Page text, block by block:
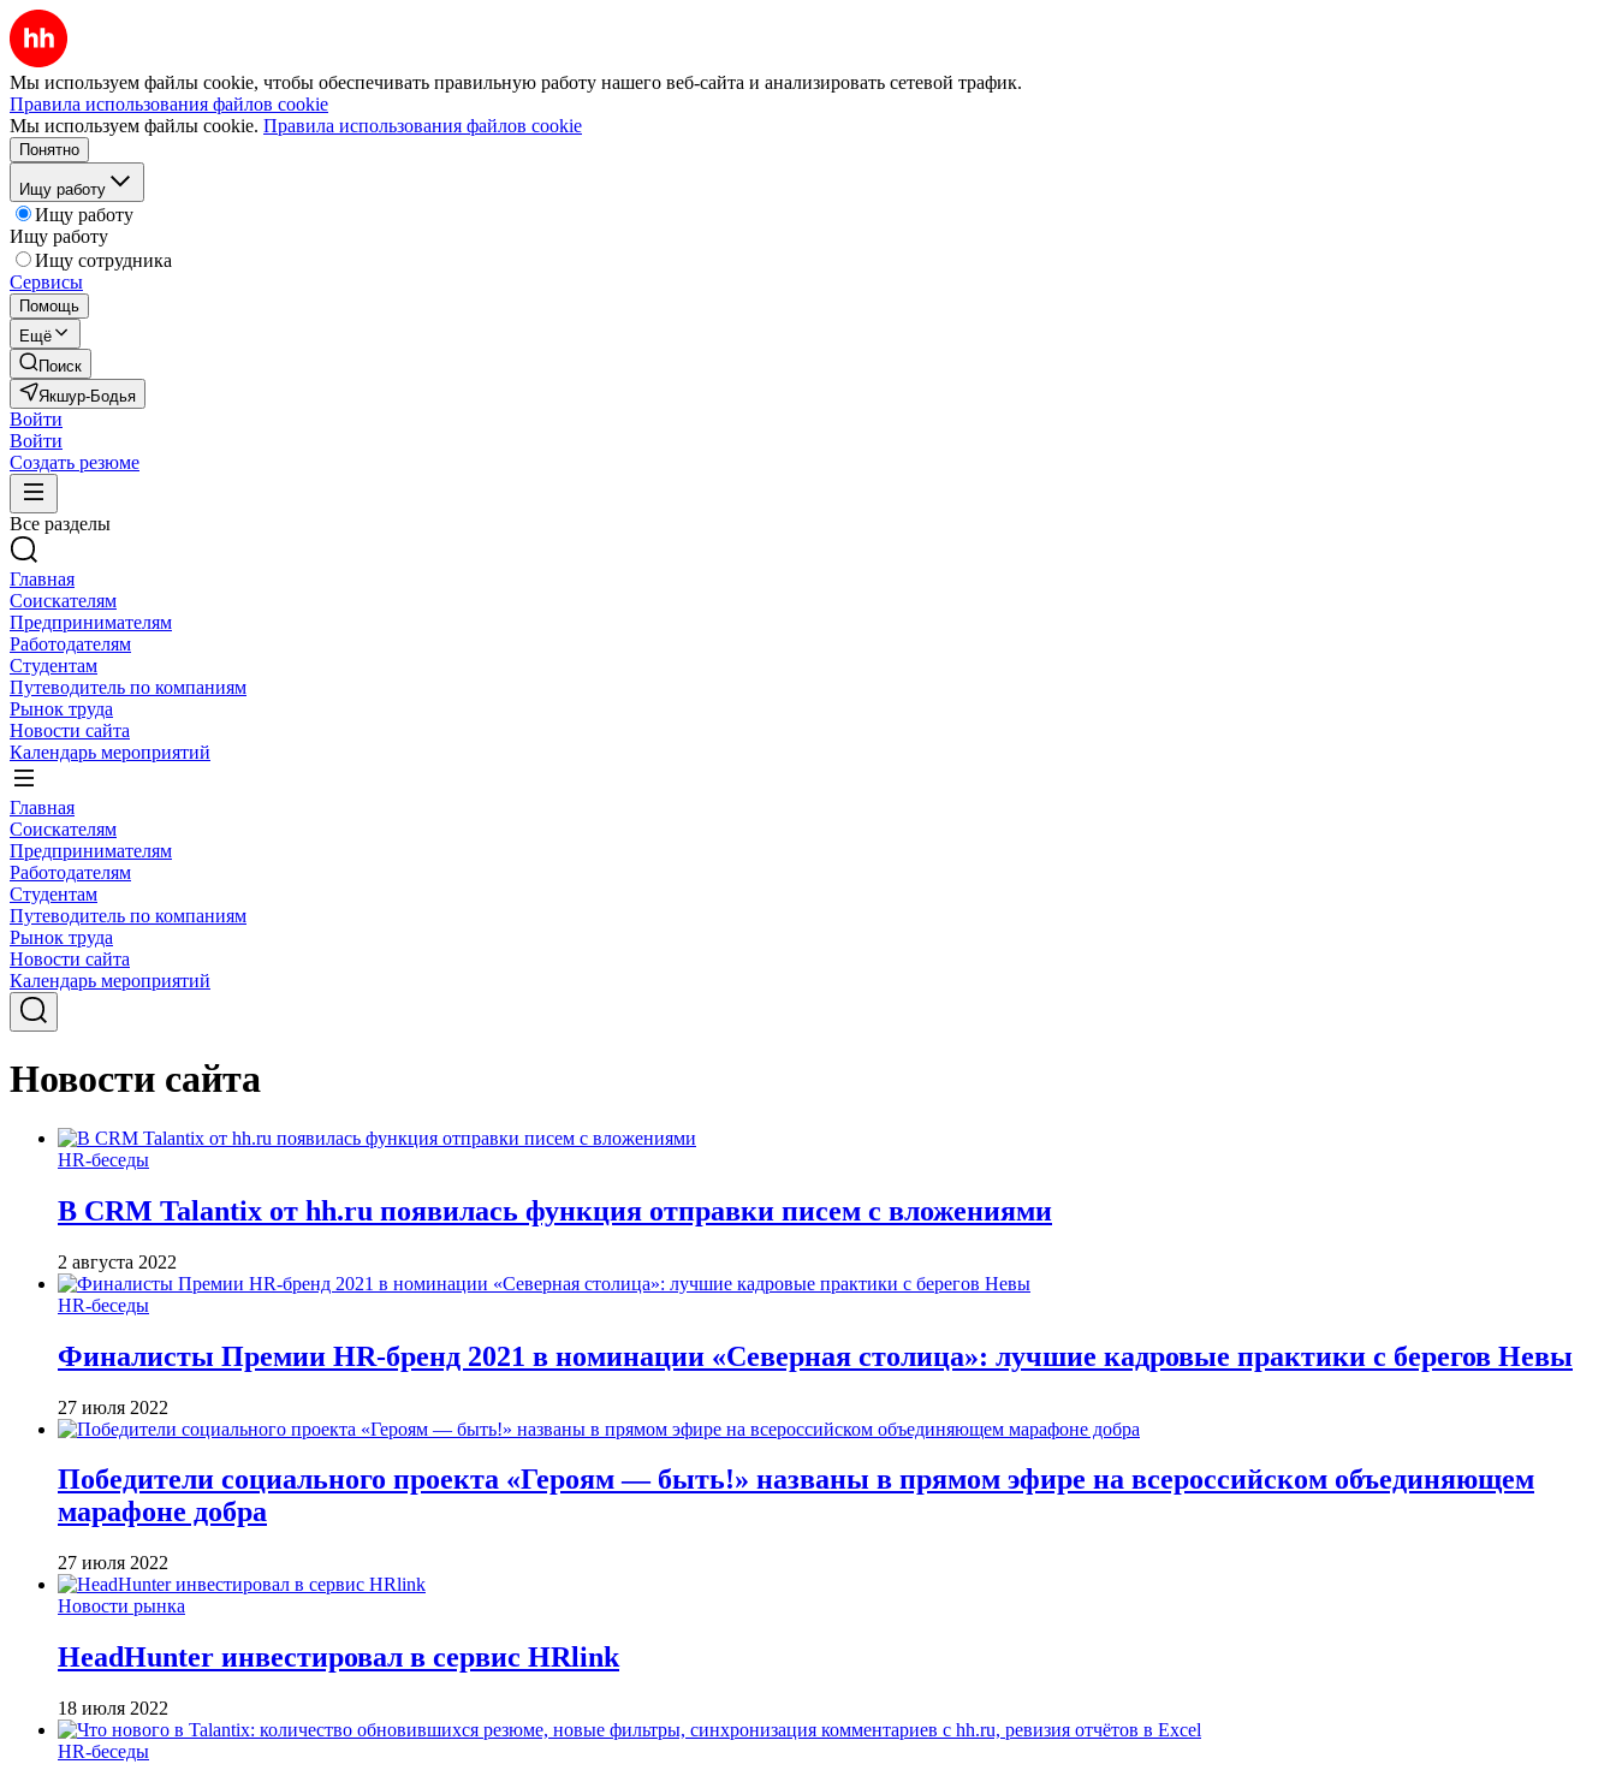
Мы используем файлы cookie, чтобы обеспечивать правильную работу нашего веб-сайта и анализировать сетевой трафик.
Правила использования файлов cookie
Мы используем файлы cookie. Правила использования файлов cookie
Понятно
Ищу работу
Ищу работу
Ищу работу
Ищу сотрудника
Сервисы
Помощь
Ещё
Поиск
Якшур-Бодья
Войти
Войти
Создать резюме
Все разделы
Главная
Соискателям
Предпринимателям
Работодателям
Студентам
Путеводитель по компаниям
Рынок труда
Новости сайта
Календарь мероприятий
Главная
Соискателям
Предпринимателям
Работодателям
Студентам
Путеводитель по компаниям
Рынок труда
Новости сайта
Календарь мероприятий
Новости сайта
HR-беседы
В CRM Talantix от hh.ru появилась функция отправки писем с вложениями
2 августа 2022
HR-беседы
Финалисты Премии HR-бренд 2021 в номинации «Северная столица»: лучшие кадровые практики с берегов Невы
27 июля 2022
Победители социального проекта «Героям — быть!» названы в прямом эфире на всероссийском объединяющем
марафоне добра
27 июля 2022
Новости рынка
HeadHunter инвестировал в сервис HRlink
18 июля 2022
HR-беседы